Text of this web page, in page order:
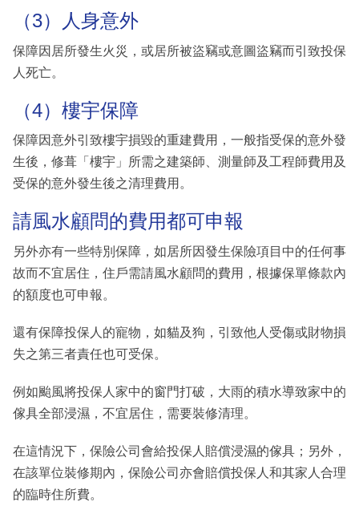
（3）人身意外
保障因居所發生火災，或居所被盜竊或意圖盜竊而引致投保
人死亡。
（4）樓宇保障
保障因意外引致樓宇損毀的重建費用，一般指受保的意外發
生後，修葺「樓宇」所需之建築師、測量師及工程師費用及
受保的意外發生後之清理費用。
請風水顧問的費用都可申報
另外亦有一些特別保障，如居所因發生保險項目中的任何事
故而不宜居住，住戶需請風水顧問的費用，根據保單條款內
的額度也可申報。
還有保障投保人的寵物，如貓及狗，引致他人受傷或財物損
失之第三者責任也可受保。
例如颱風將投保人家中的窗門打破，大雨的積水導致家中的
傢具全部浸濕，不宜居住，需要裝修清理。
在這情況下，保險公司會給投保人賠償浸濕的傢具；另外，
在該單位裝修期內，保險公司亦會賠償投保人和其家人合理
的臨時住所費。